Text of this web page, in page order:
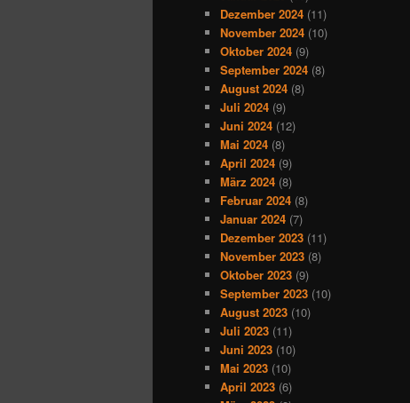
Dezember 2024 (11)
November 2024 (10)
Oktober 2024 (9)
September 2024 (8)
August 2024 (8)
Juli 2024 (9)
Juni 2024 (12)
Mai 2024 (8)
April 2024 (9)
März 2024 (8)
Februar 2024 (8)
Januar 2024 (7)
Dezember 2023 (11)
November 2023 (8)
Oktober 2023 (9)
September 2023 (10)
August 2023 (10)
Juli 2023 (11)
Juni 2023 (10)
Mai 2023 (10)
April 2023 (6)